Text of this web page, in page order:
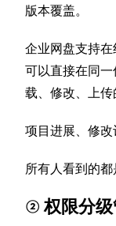
版本覆盖。
企业网盘支持
可以直接在同
载、修改、上传
项目进展、修改
所有人看到的都
② 权限分